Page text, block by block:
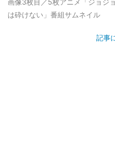
は砕けない」番組サムネイル
記事